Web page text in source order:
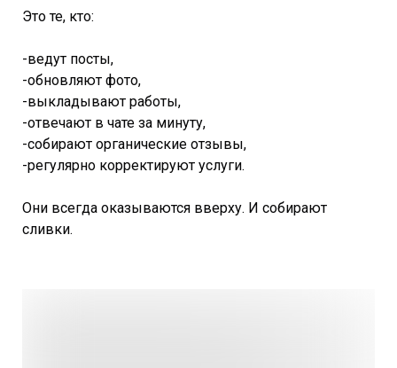
Это те, кто:
-ведут посты,
-обновляют фото,
-выкладывают работы,
-отвечают в чате за минуту,
-собирают органические отзывы,
-регулярно корректируют услуги.
Они всегда оказываются вверху. И собирают
сливки.